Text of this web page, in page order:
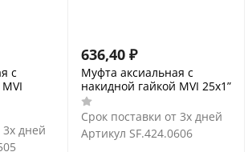
с
3х дней
636,40 ₽
Муфта аксиальная с
накидной гайкой MVI 25x1”
Срок поставки от 3х дней
Артикул SF.424.0606